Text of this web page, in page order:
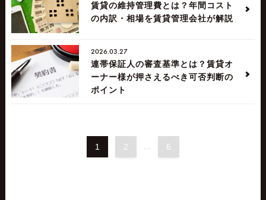
賃貸の維持管理費とは？年間コスト
の内訳・相場を賃貸管理会社が解説
2026.03.27
連帯保証人の審査基準とは？賃貸オ
ーナー様が押さえるべき可否判断の
ポイント
1 2 ... 6